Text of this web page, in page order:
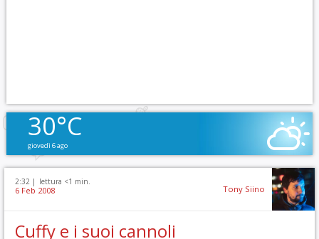
30°C
giovedì 6 ago
2:32 | lettura <1 min.
6 Feb 2008 Tony Siino
Cuffy e i suoi cannoli